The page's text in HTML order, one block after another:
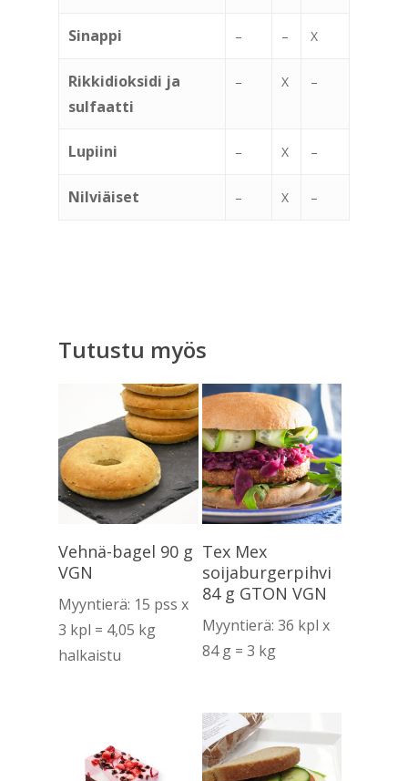
Sinappi – – X
Rikkidioksidi ja
sulfaatti
– X –
Lupiini – X –
Nilviäiset – X –
Tutustu myös
Lue Lisää
Vehnä-bagel 90 g
VGN
Myyntierä: 15 pss x
3 kpl = 4,05 kg
halkaistu
Lue Lisää
Tex Mex
soijaburgerpihvi
84 g GTON VGN
Myyntierä: 36 kpl x
84 g = 3 kg